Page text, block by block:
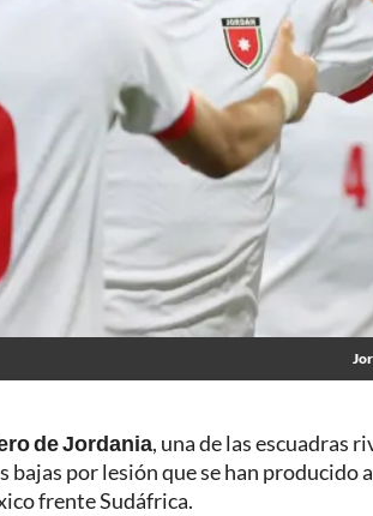
de Jordania, una de las escuadras
bajas por lesión que se han producido
frente Sudáfrica.